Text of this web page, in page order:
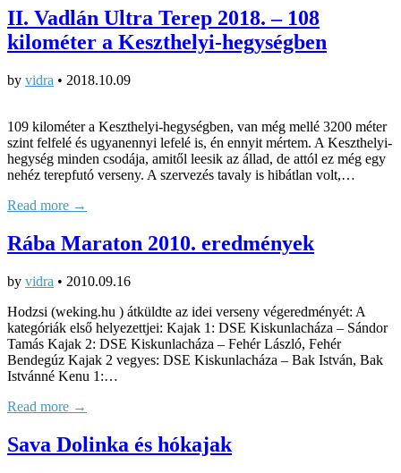
II. Vadlán Ultra Terep 2018. – 108
kilométer a Keszthelyi-hegységben
by vidra • 2018.10.09
109 kilométer a Keszthelyi-hegységben, van még mellé 3200 méter
szint felfelé és ugyanennyi lefelé is, én ennyit mértem. A Keszthelyi-
hegység minden csodája, amitől leesik az állad, de attól ez még egy
nehéz terepfutó verseny. A szervezés tavaly is hibátlan volt,…
Read more →
Rába Maraton 2010. eredmények
by vidra • 2010.09.16
Hodzsi (weking.hu ) átküldte az idei verseny végeredményét: A
kategóriák első helyezettjei: Kajak 1: DSE Kiskunlacháza – Sándor
Tamás Kajak 2: DSE Kiskunlacháza – Fehér László, Fehér
Bendegúz Kajak 2 vegyes: DSE Kiskunlacháza – Bak István, Bak
Istvánné Kenu 1:…
Read more →
Sava Dolinka és hókajak